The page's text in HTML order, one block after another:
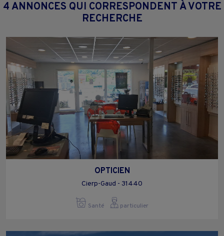
4 ANNONCES QUI CORRESPONDENT À VOTRE
RECHERCHE
OPTICIEN
Cierp-Gaud - 31440
Santé particulier